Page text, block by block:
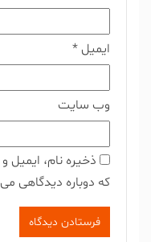
ایمیل *
وب‌ سایت
ذخیره نام، ایمیل
که دوباره دیدگاهی